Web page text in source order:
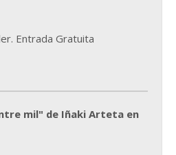
Entrada Gratuita
mil" de Iñaki Arteta en